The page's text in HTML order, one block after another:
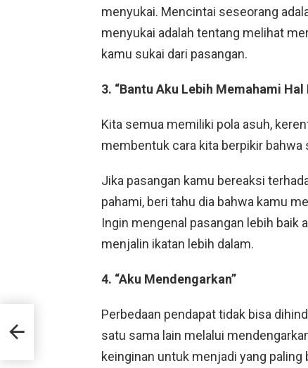
menyukai. Mencintai seseorang
menyukai adalah tentang melihat
kamu sukai dari pasangan.
3. “Bantu Aku Lebih Memahami Hal
Kita semua memiliki pola asuh,
membentuk cara kita berpikir
Jika pasangan kamu bereaksi
pahami, beri tahu dia bahwa kamu
Ingin mengenal pasangan lebih baik
menjalin ikatan lebih dalam.
4. “Aku Mendengarkan”
Perbedaan pendapat tidak bisa
satu sama lain melalui
keinginan untuk menjadi yang